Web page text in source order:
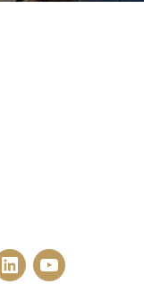
LinkedIn YouTube